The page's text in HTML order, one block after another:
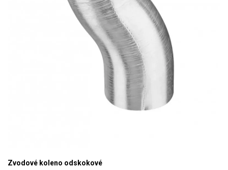
Zvodové koleno odskokové